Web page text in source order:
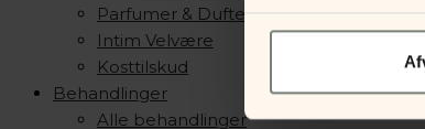
Parfumer & Dufte
Intim Velvære
Kosttilskud
Behandlinger
Alle behandlinger